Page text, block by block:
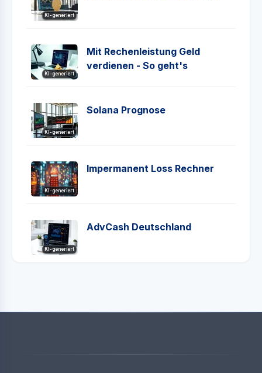
KI-generiert
KI-generiert
Mit Rechenleistung Geld
verdienen - So geht's
KI-generiert
Solana Prognose
KI-generiert
Impermanent Loss Rechner
KI-generiert
AdvCash Deutschland